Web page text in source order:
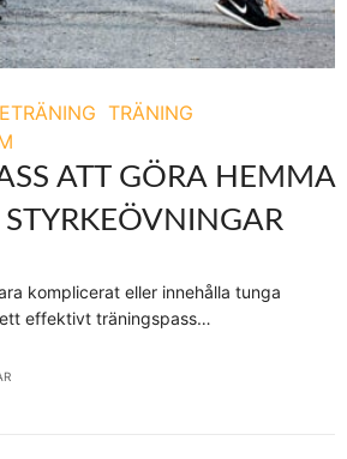
TRÄNING
ATT GÖRA HEMMA
komplicerat eller innehålla tunga
effektivt träningspass…